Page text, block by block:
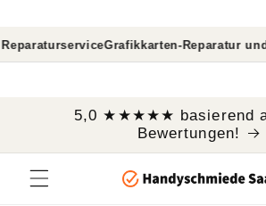
Inhalt
Grafikkarten-Reparatur und
5,0 ★★★★★ basierend
Bewertungen!